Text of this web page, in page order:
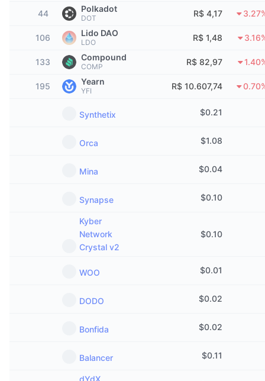
Classificação da cadeia
Mercados de Previsão
Em alta
Índice CoinMarketCap 100
Fluxos de ETF
ETFs de criptomoedas
ETFs de Bitcoin
ETFs de Ethereum
Visão Geral
Liquidações
Taxas de Financiamento
Integrações de IA
CMC Central de Agentes
Mercado de Habilidades
CMC MCP
Anunciar
Widgets de site
Glossário
Recompensas em Diamantes
Aprenda e Ganhe
44 Polkadot
DOT R$ 4,17
106 Lido DAO
LDO R$ 1,48
133 Compound
COMP R$ 82,97
195 Yearn
YFI R$ 10.607,74
Synthetix $0.21
Orca $1.08
Mina $0.04
Synapse $0.10
Kyber
Network
Crystal v2
$0.10
WOO $0.01
DODO $0.02
Bonfida $0.02
Balancer $0.11
dYdX